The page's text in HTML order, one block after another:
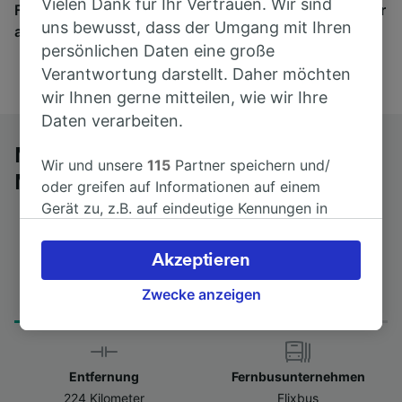
Finden Sie hier Fahrkarten für Verbindungen von mehr
als 170 Bahn- und Busunternehmen.
Mit dem Fernbus von Trento nach
Memmingen
Fahrtdauer
from 6Std 45min
Erster und letzter Bus
11:05 - 11:05
Entfernung
224 Kilometer
Fernbusunternehmen
Flixbus
Vielen Dank für Ihr Vertrauen. Wir sind
uns bewusst, dass der Umgang mit Ihren
persönlichen Daten eine große
Verantwortung darstellt. Daher möchten
wir Ihnen gerne mitteilen, wie wir Ihre
Daten verarbeiten.
Wir und unsere115 Partner speichern und/
oder greifen auf Informationen auf einem
Gerät zu, z.B. auf eindeutige Kennungen in
verarbeiten. Sie können Ihre Präferenzen
akzeptieren oder verwalten, einschließlich
Ihres Widerspruchsrechts bei berechtigtem
besuchen Sie jederzeit die Seite der
Datenschutzrichtlinie. Diese Präferenzen
werden unseren Partnern signalisiert und
Zwecke anzeigen
Akzeptieren